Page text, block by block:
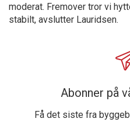
moderat. Fremover tror vi
stabilt, avslutter Lauridsen.
Abonner på
Få det siste fra